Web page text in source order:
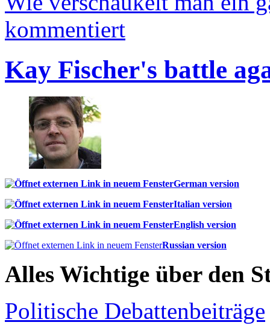
kommentiert
Kay Fischer's battle
German version
Italian version
English version
Russian version
Alles Wichtige über den
Politische Debattenbeiträge